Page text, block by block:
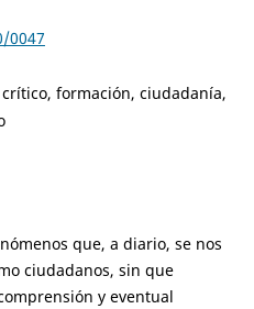
0047
formación, ciudadanía,
que, a diario, se nos
ciudadanos, sin que
y eventual